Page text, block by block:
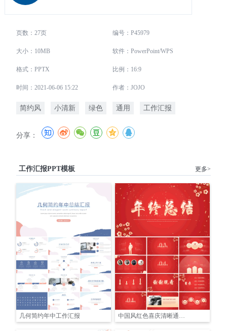
页数：27页 编号：P45979
大小：10MB 软件：PowerPoint/WPS
格式：PPTX 比例：16:9
时间：2021-06-06 15:22 作者：JOJO
简约风 小清新 绿色 通用 工作汇报
分享：
工作汇报PPT模板 更多>
几何简约年中工作汇报